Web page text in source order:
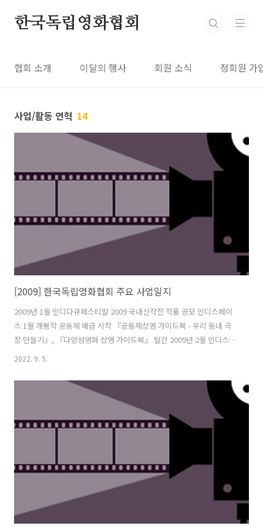
한국독립영화협회
협회 소개 이달의 행사 회원 소식 정회원 가
사업/활동 연혁 14
[2009] 한국독립영화협회 주요 사업일지
2009년 1월 인디다큐페스티발 2009 국내신작전 작품 공모 인디스페이
스 1월 개봉작 공동체 배급 시작 『공동체상영 가이드북 - 우리 동네 극
장 만들기』, 『다양성영화 상영 가이드북』 발간 2009년 2월 인디스페
이스 2월 개봉작 , 제2회 전국영화상영자 컨퍼런스 개최 2009년 3월 인
전 「아시아 독립영화의 오늘」 2009공공상영관 네트워크 운영지원 사
업 종료 2009년 4월 서울독립영화제 순회상영회 '인디피크닉2009' 서울
상영 인디스페이스 4월 개봉작 , , 2009 독립영화전용관 인디스페이스
개봉지원 공모 18회 독립장편영화 쇼케이스 2009년 5월 제10회 전주국
2022. 9. 5.